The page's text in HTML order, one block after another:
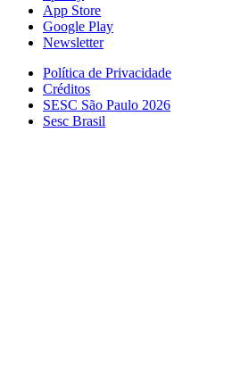
App Store
Google Play
Newsletter
Política de Privacidade
Créditos
SESC São Paulo 2026
Sesc Brasil